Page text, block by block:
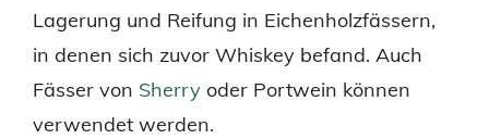
Lagerung und Reifung in Eichenholzfässern,
in denen sich zuvor Whiskey befand. Auch
Fässer von Sherry oder Portwein können
verwendet werden.